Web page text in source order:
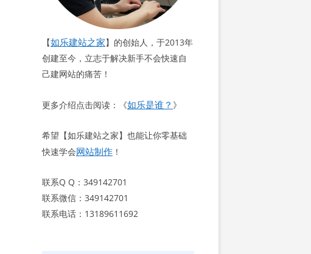
【如乐建站之家】的创始人，于2013年
创建至今，立志于解决新手不会快速自
己建网站的痛苦！
更多介绍点击阅读：《如乐是谁？ 》
希望【如乐建站之家】也能让你零基础
快速学会网站制作 ！
联系Q Q：349142701
联系微信：349142701
联系电话：13189611692